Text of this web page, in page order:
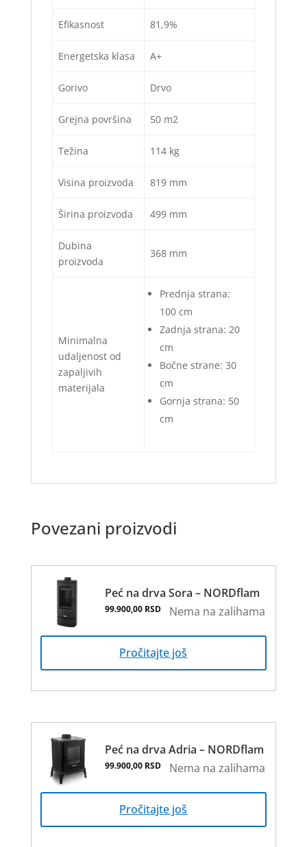
Efikasnost 81,9%
Energetska klasa A+
Gorivo Drvo
Grejna površina 50 m2
Težina 114 kg
Visina proizvoda 819 mm
Širina proizvoda 499 mm
Dubina
proizvoda
368 mm
Minimalna
udaljenost od
zapaljivih
materijala
Prednja strana:
100 cm
Zadnja strana: 20
cm
Bočne strane: 30
cm
Gornja strana: 50
cm
Povezani proizvodi
Peć na drva Sora – NORDflam
99.900,00 RSD
Pročitajte još
Nema na zalihama
Peć na drva Adria – NORDflam
99.900,00 RSD
Pročitajte još
Nema na zalihama